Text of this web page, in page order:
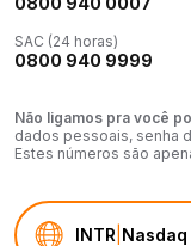
SAC (24 horas)
0800 940 9999
Não ligamos pra você
dados pessoais, senha
Estes números são
INTR Nasdaq